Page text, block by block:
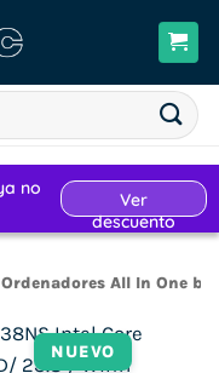
Ordenadores All In One
NUEVO